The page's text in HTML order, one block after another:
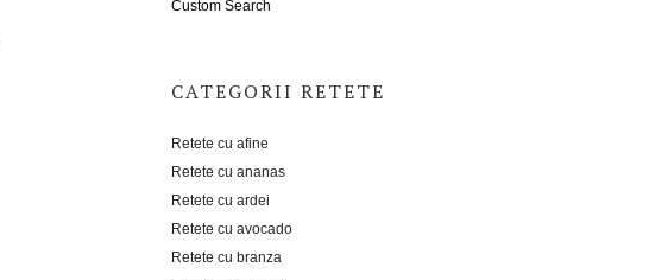
Custom Search
CATEGORII RETETE
Retete cu afine
Retete cu ananas
Retete cu ardei
Retete cu avocado
Retete cu branza